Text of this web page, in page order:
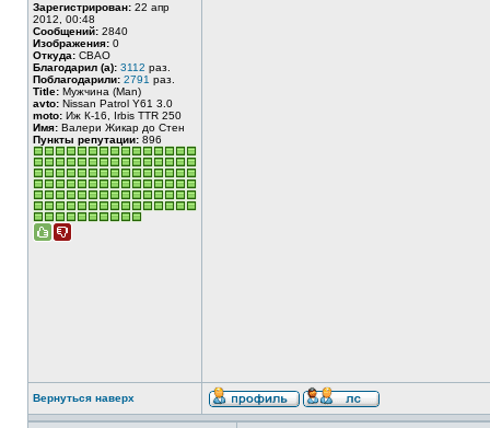
Зарегистрирован: 22 апр
2012, 00:48
Сообщений: 2840
Изображения: 0
Откуда: СВАО
Благодарил (а): 3112 раз.
Поблагодарили: 2791 раз.
Title: Мужчина (Man)
avto: Nissan Patrol Y61 3.0
moto: Иж К-16, Irbis TTR 250
Имя: Валери Жикар до Стен
Пункты репутации: 896
Вернуться наверх